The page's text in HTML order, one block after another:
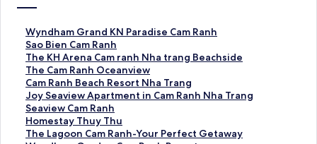
Wyndham Grand KN Paradise Cam Ranh
W
y
n
d
h
a
m
G
r
Sao Bien Cam Ranh
S
a
o
B
i
e
n
C
The KH Arena Cam ranh Nha trang Beachside
T
h
e
K
H
A
r
The Cam Ranh Oceanview
T
h
e
C
a
m
Cam Ranh Beach Resort Nha Trang
C
a
m
R
a
Joy Seaview Apartment in Cam Ranh Nha Trang
J
o
y
S
Seaview Cam Ranh
S
e
a
Homestay Thuy Thu
H
o
The Lagoon Cam Ranh-Your Perfect Getaway
T